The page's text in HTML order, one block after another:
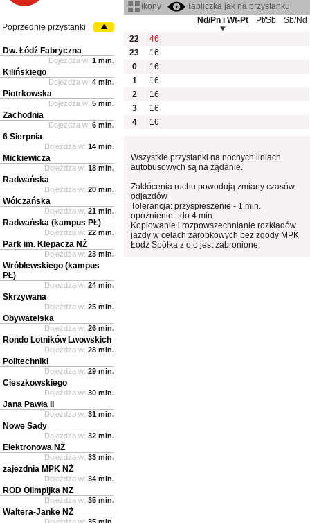
ikony
Tabliczka jak na przystanku
Nd/Pn i Wt-Pt
Pt/Sb
Sb/Nd
22
46
23
16
0
16
1
16
2
16
3
16
4
16
Wszystkie przystanki na nocnych liniach
autobusowych są na żądanie.
Zakłócenia ruchu powodują zmiany czasów
odjazdów
Tolerancja: przyspieszenie - 1 min.
opóźnienie - do 4 min.
Kopiowanie i rozpowszechnianie rozkładów
jazdy w celach zarobkowych bez zgody MPK
Łódź Spółka z o.o jest zabronione.
Poprzednie przystanki
Dw. Łódź Fabryczna
Dojeżdża w: 1 min.
Kilińskiego
Dojeżdża w: 4 min.
Piotrkowska
Dojeżdża w: 5 min.
Zachodnia
Dojeżdża w: 6 min.
6 Sierpnia
Dojeżdża w: 14 min.
Mickiewicza
Dojeżdża w: 18 min.
Radwańska
Dojeżdża w: 20 min.
Wólczańska
Dojeżdża w: 21 min.
Radwańska (kampus PŁ)
Dojeżdża w: 22 min.
Park im. Klepacza NŻ
Dojeżdża w: 23 min.
Wróblewskiego (kampus
PŁ)
Dojeżdża w: 24 min.
Skrzywana
Dojeżdża w: 25 min.
Obywatelska
Dojeżdża w: 26 min.
Rondo Lotników Lwowskich
Dojeżdża w: 28 min.
Politechniki
Dojeżdża w: 29 min.
Cieszkowskiego
Dojeżdża w: 30 min.
Jana Pawła II
Dojeżdża w: 31 min.
Nowe Sady
Dojeżdża w: 32 min.
Elektronowa NŻ
Dojeżdża w: 33 min.
zajezdnia MPK NŻ
Dojeżdża w: 34 min.
ROD Olimpijka NŻ
Dojeżdża w: 35 min.
Waltera-Janke NŻ